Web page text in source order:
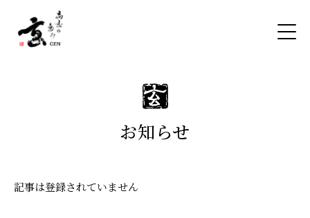
お知らせ
記事は登録されていません